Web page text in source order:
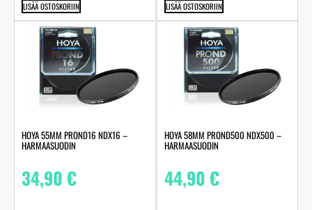
LISÄÄ OSTOSKORIIN LISÄÄ OSTOSKORIIN
HOYA 55MM PROND16 NDX16 –
HARMAASUODIN
34,90€
HOYA 58MM PROND500 NDX500 –
HARMAASUODIN
44,90€